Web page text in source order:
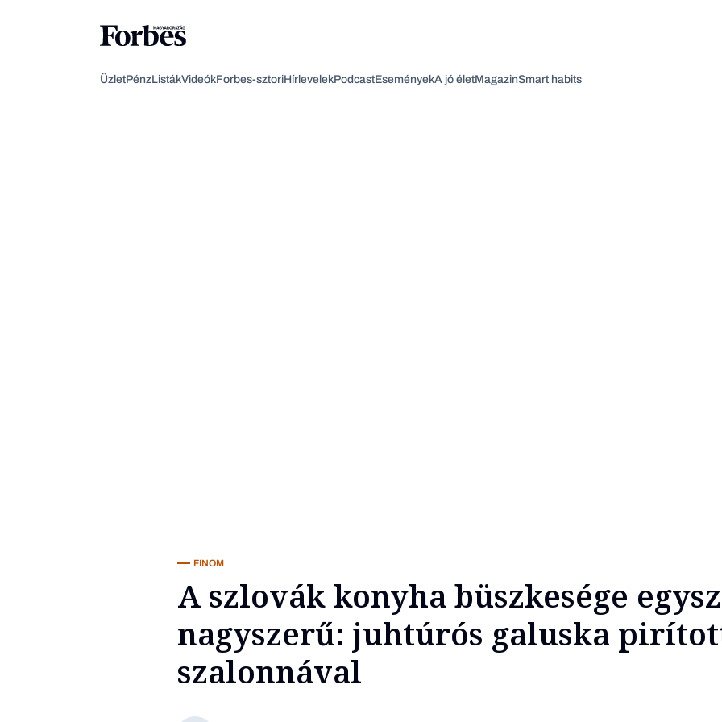
ÜzletPénzListákVideókForbes-sztoriHírlevelekPodcastEseményekA jó életMagazinSmart habits
FINOM
A szlovák konyha büszkesége
nagyszerű: juhtúrós galuska
szalonnával